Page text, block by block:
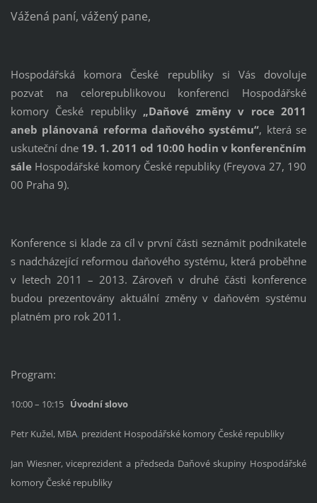
Vážená paní, vážený pane,
Hospodářská komora České republiky si Vás dovoluje
pozvat na celorepublikovou konferenci Hospodářské
komory České republiky „Daňové změny v roce 2011
aneb plánovaná reforma daňového systému“, která se
uskuteční dne 19. 1. 2011 od 10:00 hodin v konferenčním
sáleHospodářské komory České republiky (Freyova 27, 190
00 Praha 9).
Konference si klade za cíl v první části seznámit podnikatele
s nadcházející reformou daňového systému, která proběhne
v letech 2011 – 2013. Zároveň v druhé části konference
budou prezentovány aktuální změny v daňovém systému
platném pro rok 2011.
Program:
10:00 – 10:15 Úvodní slovo
Petr Kužel, MBA, prezident Hospodářské komory České republiky
Jan Wiesner, viceprezident a předseda Daňové skupiny Hospodářské
komory České republiky